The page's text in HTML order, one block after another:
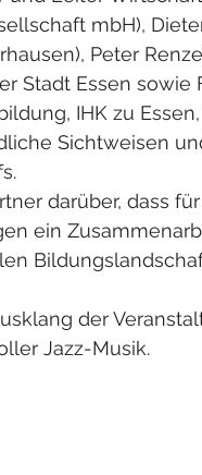
mbH),
Peter
Stadt Essen sowie
IHK zu
Sichtweisen
darüber, dass
ein
der
Jazz-Musik.